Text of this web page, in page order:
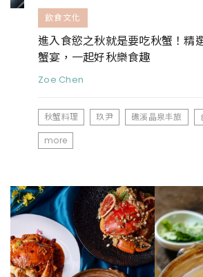
飲食文化
進入食慾之秋就是要吃秋蟹！精
蟹宴，一起好秋樂食趣
Zoe Chen
秋蟹料理 玖尹 礁溪晶泉丰旅
more